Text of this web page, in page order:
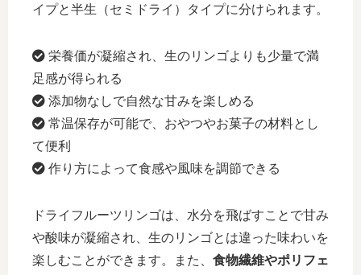
イプと半生（セミドライ）タイプに分けられます。
栄養価が凝縮され、生のリンゴよりも少量で満
足感が得られる
添加物なしで自然な甘みを楽しめる
常温保存が可能で、おやつやお菓子の材料とし
て便利
作り方によって食感や風味を調節できる
ドライフルーツリンゴは、水分を飛ばすことで甘み
や酸味が凝縮され、生のリンゴとは違った味わいを
楽しむことができます。また、 食物繊維やポリフェ